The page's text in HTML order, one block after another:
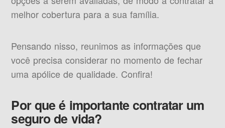
melhor cobertura para a sua família.
Pensando nisso, reunimos as informações que
você precisa considerar no momento de fechar
uma apólice de qualidade. Confira!
Por que é importante contratar um
seguro de vida?